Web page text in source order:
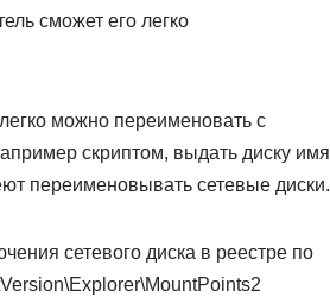
сможет его легко
можно переименовать с
скриптом, выдать диску имя
переименовывать сетевые диски.
сетевого диска в реестре по